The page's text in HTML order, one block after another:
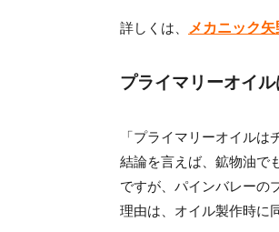
詳しくは、 メカニック
プライマリーオイ
「プライマリーオイル
結論を言えば、鉱物油で
ですが、パインバレーの
理由は、オイル製作時に